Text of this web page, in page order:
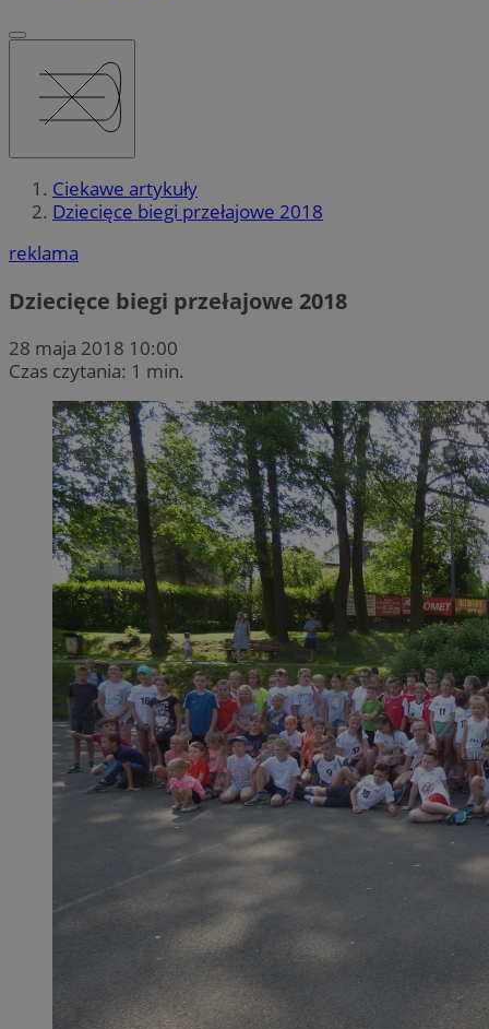
Ciekawe artykuły
Dziecięce biegi przełajowe 2018
reklama
Dziecięce biegi przełajowe 2018
28 maja 2018 10:00
Czas czytania: 1 min.